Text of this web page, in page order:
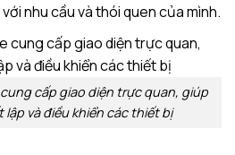
nhu cầu và thói quen của mình.
cấp giao diện trực quan, giúp
và điều khiển các thiết bị